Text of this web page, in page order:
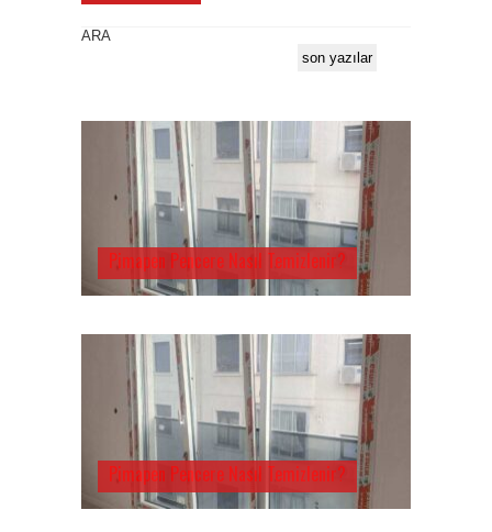
ARA
son yazılar
Pimapen Pencere Nasıl Temizlenir?
Pimapen Pencere Nasıl Temizlenir?